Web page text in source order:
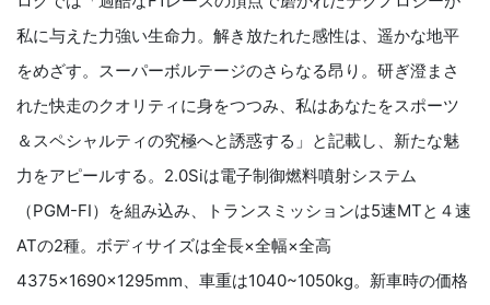
私に与えた力強い生命力。解き放たれた感性は、遥かな地平
をめざす。スーパーボルテージのさらなる昂り。研ぎ澄まさ
れた快走のクオリティに身をつつみ、私はあなたをスポーツ
＆スペシャルティの究極へと誘惑する」と記載し、新たな魅
力をアピールする。2.0Siは電子制御燃料噴射システム
（PGM-FI）を組み込み、トランスミッションは5速MTと４速
ATの2種。ボディサイズは全長×全幅×全高
4375×1690×1295mm、車重は1040~1050kg。新車時の価格